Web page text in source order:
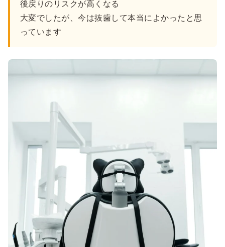
後戻りのリスクが高くなる
大変でしたが、今は抜歯して本当によかったと思
っています